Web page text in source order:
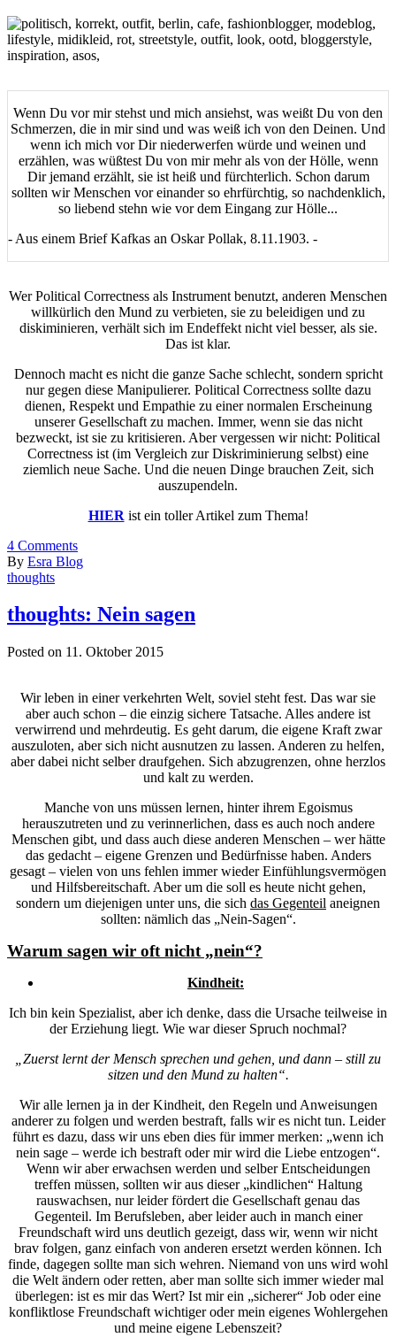
Wenn Du vor mir stehst und mich ansiehst, was weißt Du von den
Schmerzen, die in mir sind und was weiß ich von den Deinen. Und
wenn ich mich vor Dir niederwerfen würde und weinen und
erzählen, was wüßtest Du von mir mehr als von der Hölle, wenn
Dir jemand erzählt, sie ist heiß und fürchterlich. Schon darum
sollten wir Menschen vor einander so ehrfürchtig, so nachdenklich,
so liebend stehn wie vor dem Eingang zur Hölle...
- Aus einem Brief Kafkas an Oskar Pollak, 8.11.1903. -
Wer Political Correctness als Instrument benutzt, anderen Menschen
willkürlich den Mund zu verbieten, sie zu beleidigen und zu
diskiminieren, verhält sich im Endeffekt nicht viel besser, als sie.
Das ist klar.
Dennoch macht es nicht die ganze Sache schlecht, sondern spricht
nur gegen diese Manipulierer. Political Correctness sollte dazu
dienen, Respekt und Empathie zu einer normalen Erscheinung
unserer Gesellschaft zu machen. Immer, wenn sie das nicht
bezweckt, ist sie zu kritisieren. Aber vergessen wir nicht: Political
Correctness ist (im Vergleich zur Diskriminierung selbst) eine
ziemlich neue Sache. Und die neuen Dinge brauchen Zeit, sich
auszupendeln.
HIER ist ein toller Artikel zum Thema!
4 Comments
By Esra Blog
thoughts
thoughts: Nein sagen
Posted on 11. Oktober 2015
Wir leben in einer verkehrten Welt, soviel steht fest. Das war sie
aber auch schon – die einzig sichere Tatsache. Alles andere ist
verwirrend und mehrdeutig. Es geht darum, die eigene Kraft zwar
auszuloten, aber sich nicht ausnutzen zu lassen. Anderen zu helfen,
aber dabei nicht selber draufgehen. Sich abzugrenzen, ohne herzlos
und kalt zu werden.
Manche von uns müssen lernen, hinter ihrem Egoismus
herauszutreten und zu verinnerlichen, dass es auch noch andere
Menschen gibt, und dass auch diese anderen Menschen – wer hätte
das gedacht – eigene Grenzen und Bedürfnisse haben. Anders
gesagt – vielen von uns fehlen immer wieder Einfühlungsvermögen
und Hilfsbereitschaft. Aber um die soll es heute nicht gehen,
sondern um diejenigen unter uns, die sich das Gegenteil aneignen
sollten: nämlich das „Nein-Sagen“.
Warum sagen wir oft nicht „nein“?
Kindheit:
Ich bin kein Spezialist, aber ich denke, dass die Ursache teilweise in
der Erziehung liegt. Wie war dieser Spruch nochmal?
„Zuerst lernt der Mensch sprechen und gehen, und dann – still zu
sitzen und den Mund zu halten“.
Wir alle lernen ja in der Kindheit, den Regeln und Anweisungen
anderer zu folgen und werden bestraft, falls wir es nicht tun. Leider
führt es dazu, dass wir uns eben dies für immer merken: „wenn ich
nein sage – werde ich bestraft oder mir wird die Liebe entzogen“.
Wenn wir aber erwachsen werden und selber Entscheidungen
treffen müssen, sollten wir aus dieser „kindlichen“ Haltung
rauswachsen, nur leider fördert die Gesellschaft genau das
Gegenteil. Im Berufsleben, aber leider auch in manch einer
Freundschaft wird uns deutlich gezeigt, dass wir, wenn wir nicht
brav folgen, ganz einfach von anderen ersetzt werden können. Ich
finde, dagegen sollte man sich wehren. Niemand von uns wird wohl
die Welt ändern oder retten, aber man sollte sich immer wieder mal
überlegen: ist es mir das Wert? Ist mir ein „sicherer“ Job oder eine
konfliktlose Freundschaft wichtiger oder mein eigenes Wohlergehen
und meine eigene Lebenszeit?